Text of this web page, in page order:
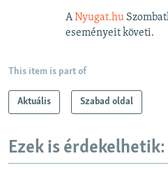
ANyugat.hu
eseményeit követi.
This item is part of
Aktuális Szabad oldal
Ezek is érdekelhetik: